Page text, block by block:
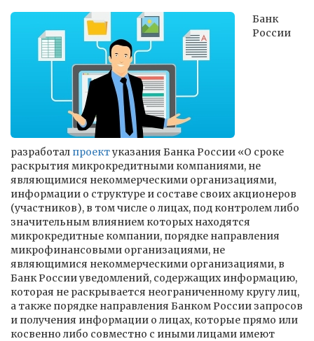
Банк
России
разработал проектуказания Банка России «О сроке
раскрытия микрокредитными компаниями, не
являющимися некоммерческими организациями,
информации о структуре и составе своих акционеров
(участников), в том числе о лицах, под контролем либо
значительным влиянием которых находятся
микрокредитные компании, порядке направления
микрофинансовыми организациями, не
являющимися некоммерческими организациями, в
Банк России уведомлений, содержащих информацию,
которая не раскрывается неограниченному кругу лиц,
а также порядке направления Банком России запросов
и получения информации о лицах, которые прямо или
косвенно либо совместно с иными лицами имеют